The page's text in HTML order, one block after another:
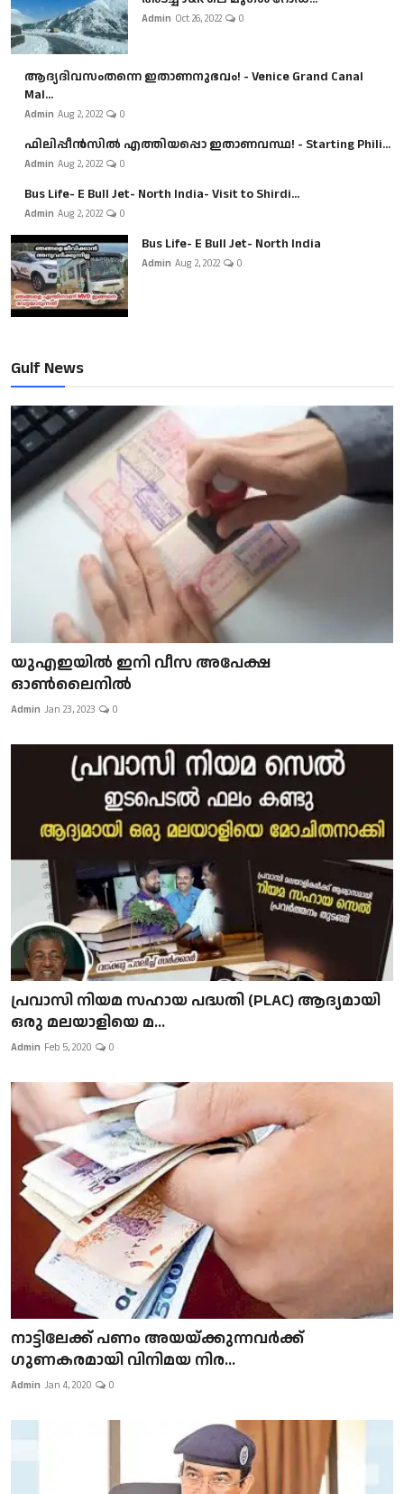
Admin Oct 26, 2022 0
ആദ്യദിവസംതന്നെ ഇതാണനുഭവം! - Venice Grand Canal
Mal...
Admin Aug 2, 2022 0
ഫിലിപ്പീൻസിൽ എത്തിയപ്പൊ ഇതാണവസ്ഥ! - Starting Phili...
Admin Aug 2, 2022 0
Bus Life- E Bull Jet- North India- Visit to Shirdi...
Admin Aug 2, 2022 0
Bus Life- E Bull Jet- North India
Admin Aug 2, 2022 0
Gulf News
യുഎഇയിൽ ഇനി വീസ അപേക്ഷ
ഓൺലൈനിൽ
Admin Jan 23, 2023 0
പ്രവാസി നിയമ സഹായ പദ്ധതി (PLAC) ആദ്യമായി
ഒരു മലയാളിയെ മ...
Admin Feb 5, 2020 0
നാട്ടിലേക്ക് പണം അയയ്ക്കുന്നവർക്ക്
ഗുണകരമായി വിനിമയ നിര...
Admin Jan 4, 2020 0